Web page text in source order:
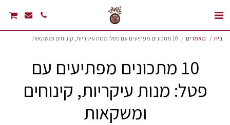
בית מאמרים 10 מתכונים מפתיעים עם פטל: מנות עיקריות, קינוחים ומשקאות
10 מתכונים מפתיעים עם
פטל: מנות עיקריות, קינוחים
ומשקאות